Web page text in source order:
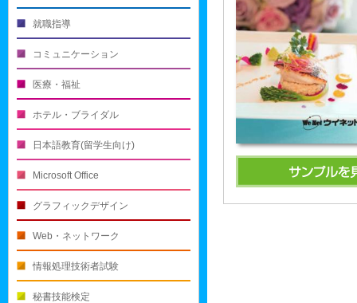
就職指導
コミュニケーション
医療・福祉
ホテル・ブライダル
日本語教育(留学生向け)
Microsoft Office
グラフィックデザイン
Web・ネットワーク
情報処理技術者試験
秘書技能検定